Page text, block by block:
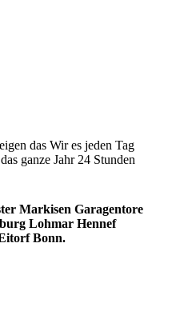
das Wir es jeden Tag
ganze Jahr 24 Stunden
Markisen Garagentore
Lohmar Hennef
Bonn.